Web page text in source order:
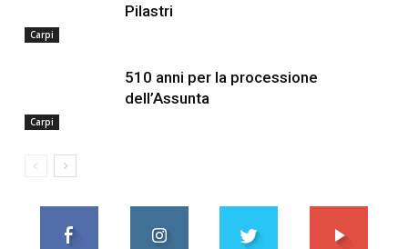
Carpi
Pilastri
Carpi
510 anni per la processione
dell’Assunta